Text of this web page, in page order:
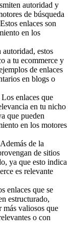
autoridad y
de búsqueda
enlaces son
en los
estos
a tu ecommerce y
de enlaces
en blogs o
Los enlaces que
en tu nicho
que pueden
en los motores
de la
de sitios
ya que esto indica
es relevante
enlaces que se
estructurado,
más valiosos que
o con